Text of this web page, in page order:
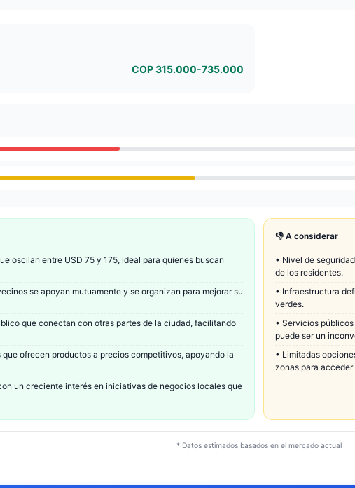
COP 315.000-735.000
oscilan entre USD 75 y 175, ideal para quienes buscan
se apoyan mutuamente y se organizan para mejorar su
que conectan con otras partes de la ciudad, facilitando
ofrecen productos a precios competitivos, apoyando la
un creciente interés en iniciativas de negocios locales que
👎 A considerar
• Nivel de
de los residentes.
• Infraestructura
verdes.
• Servicios
puede ser un
• Limitadas
zonas para
* Datos estimados basados en el mercado actual